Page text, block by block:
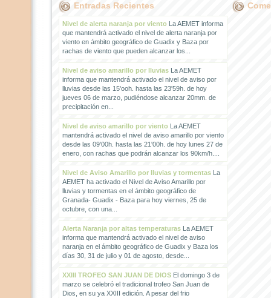
Entradas Recientes
Nivel de alerta naranja por vientoLa AEMET informa
que mantendrá activado el nivel de alerta naranja por
viento en ámbito geográfico de Guadix y Baza por
rachas de viento que pueden alcanzar los...
Nivel de aviso amarillo por lluviasLa AEMET
informa que mantendrá activado el nivel de aviso por
lluvias desde las 15'ooh. hasta las 23'59h. de hoy
jueves 06 de marzo, pudiéndose alcanzar 20mm. de
precipitación en...
Nivel de aviso amarillo por vientoLa AEMET
mantendrá activado el nivel de aviso amarillo por viento
desde las 09'00h. hasta las 21'00h. de hoy lunes 27 de
enero, con rachas que podrán alcanzar los 90km/h....
Nivel de Aviso Amarillo por lluvias y tormentasLa
AEMET ha activado el Nivel de Aviso Amarillo por
lluvias y tormentas en el ámbito geográfico de
Granada- Guadix - Baza para hoy viernes, 25 de
octubre, con una...
Alerta Naranja por altas temperaturasLa AEMET
informa que mantendrá activado el nivel de aviso
naranja en el ámbito geográfico de Guadix y Baza los
días 30, 31 de julio y 01 de agosto, desde...
XXIII TROFEO SAN JUAN DE DIOSEl domingo 3 de
marzo se celebró el tradicional trofeo San Juan de
Dios, en su ya XXIII edición. A pesar del frio